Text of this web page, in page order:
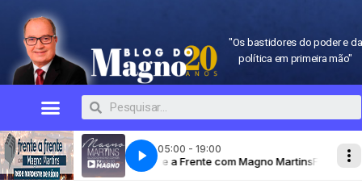
"Os bastidores do poder e da
política em primeira mão"